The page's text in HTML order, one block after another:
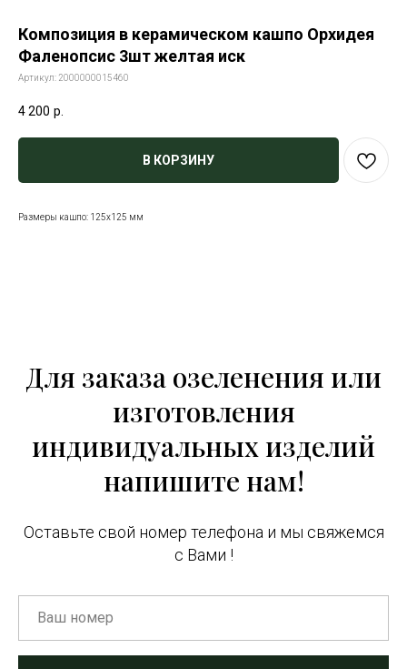
Композиция в керамическом кашпо Орхидея
Фаленопсис 3шт желтая иск
Артикул: 2000000015460
4 200 р.
В КОРЗИНУ
Размеры кашпо: 125х125 мм
Для заказа озеленения или
изготовления
индивидуальных изделий
напишите нам!
Оставьте свой номер телефона и мы свяжемся
с Вами !